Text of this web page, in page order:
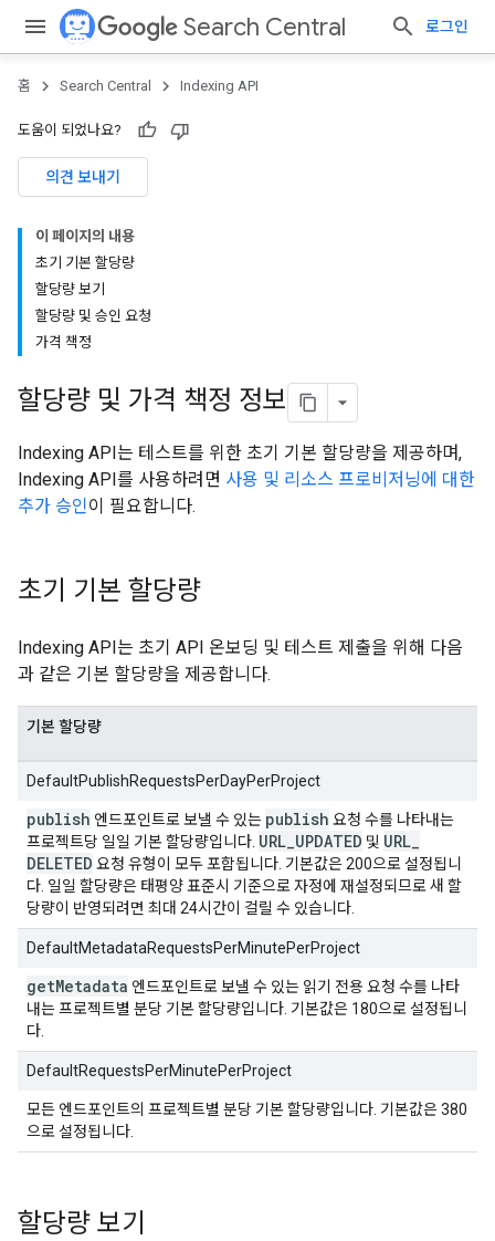
Search Central 로그인
홈 Search Central Indexing API
도움이 되었나요?
의견 보내기
이 페이지의 내용
초기 기본 할당량
할당량 보기
할당량 및 승인 요청
가격 책정
할당량 및 가격 책정 정보
Indexing API는 테스트를 위한 초기 기본 할당량을 제공하며,
Indexing API를 사용하려면 사용 및 리소스 프로비저닝에 대한
추가 승인이 필요합니다.
초기 기본 할당량
Indexing API는 초기 API 온보딩 및 테스트 제출을 위해 다음
과 같은 기본 할당량을 제공합니다.
기본 할당량
DefaultPublishRequestsPerDayPerProject
publish 엔드포인트로 보낼 수 있는 publish 요청 수를 나타내는
프로젝트당 일일 기본 할당량입니다. URL UPDATED 및 URL
DELETED 요청 유형이 모두 포함됩니다. 기본값은 200으로 설정됩니
다. 일일 할당량은 태평양 표준시 기준으로 자정에 재설정되므로 새 할
당량이 반영되려면 최대 24시간이 걸릴 수 있습니다.
DefaultMetadataRequestsPerMinutePerProject
getMetadata 엔드포인트로 보낼 수 있는 읽기 전용 요청 수를 나타
내는 프로젝트별 분당 기본 할당량입니다. 기본값은 180으로 설정됩니
다.
DefaultRequestsPerMinutePerProject
모든 엔드포인트의 프로젝트별 분당 기본 할당량입니다. 기본값은 380
으로 설정됩니다.
할당량 보기